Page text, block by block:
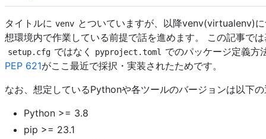
タイトルに venv とついていますが、以降venv(virtualenv)
想環境内で作業している前提で話を進めます。 この記事で
setup.cfg ではなく pyproject.toml
でのパッケージ定義方
PEP 621がここ最近で採択・実装されたためです。
なお、想定しているPythonや各ツールのバージョンは以下
Python >= 3.8
pip >= 23.1